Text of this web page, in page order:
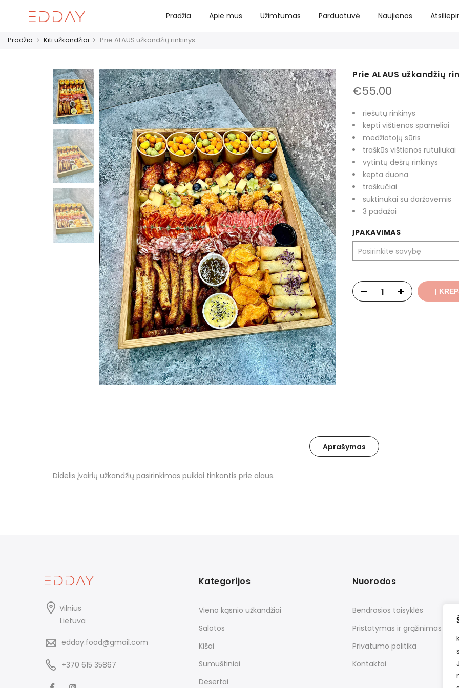
Pradžia Apie mus Užimtumas Parduotuvė Naujienos
Pradžia Kiti užkandžiai Prie ALAUS užkandžių rinkinys
Prie ALAUS užkandžių
€55.00
riešutų rinkinys
kepti vištienos sparneliai
medžiotojų sūris
traškūs vištienos rutuliukai
vytintų dešrų rinkinys
kepta duona
traškučiai
suktinukai su daržovėmis
3 padažai
ĮPAKAVIMAS
Į
Aprašymas
Didelis įvairių užkandžių pasirinkimas puikiai tinkantis prie alaus.
Vilnius
Lietuva
edday.food@gmail.com
+370 615 35867
Kategorijos
Vieno kąsnio užkandžiai
Salotos
Kišai
Sumuštiniai
Desertai
Nuorodos
Bendrosios taisyklės
Pristatymas ir grąžinimas
Privatumo politika
Kontaktai